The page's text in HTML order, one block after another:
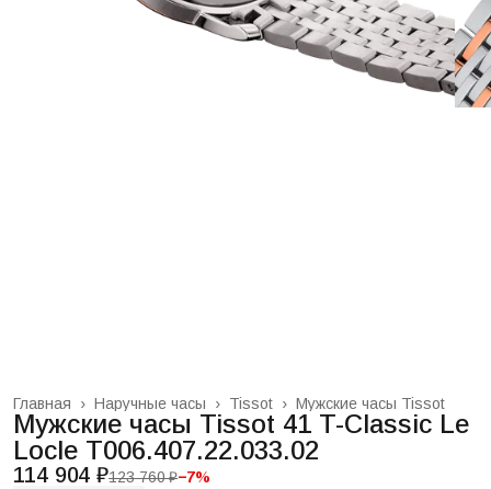
Мужские часы Tissot
Tissot ›
Наручные часы ›
Главная ›
Мужские часы Tissot 41 T-Classic Le
Locle T006.407.22.033.02
114 904 ₽123 760 ₽−7%